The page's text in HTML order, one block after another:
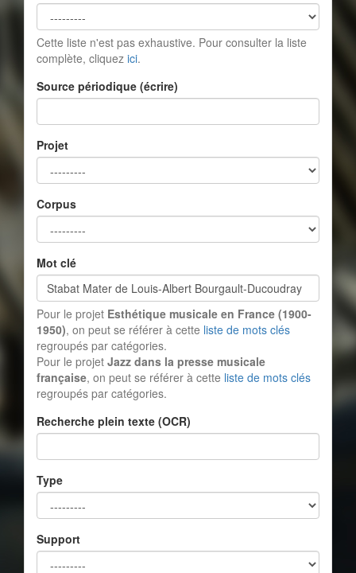
Cette liste n'est pas exhaustive. Pour consulter la liste
complète, cliquez ici.
Source périodique (écrire)
Projet
Corpus
Mot clé
Pour le projet Esthétique musicale en France (1900-
1950), on peut se référer à cette liste de mots clés
regroupés par catégories.
Pour le projet Jazz dans la presse musicale
française, on peut se référer à cette liste de mots clés
regroupés par catégories.
Recherche plein texte (OCR)
Type
Support